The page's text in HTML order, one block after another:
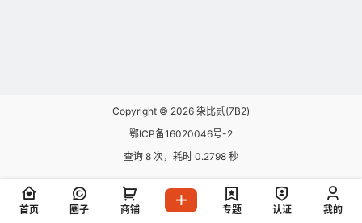
Copyright © 2026 柒比贰(7B2)
鄂ICP备16020046号-2
查询 8 次，耗时 0.2798 秒
首页 圈子 商铺 专题 认证 我的